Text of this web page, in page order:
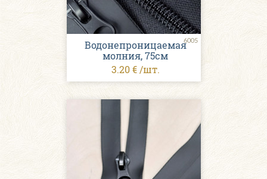
6005
Водонепроницаемая
молния, 75см
3.20 € /шт.